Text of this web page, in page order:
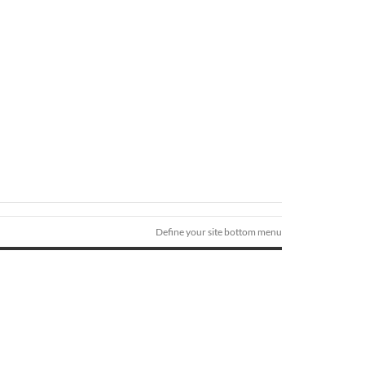
Define your site bottom menu